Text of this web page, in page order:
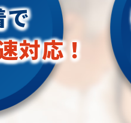
で
対応！